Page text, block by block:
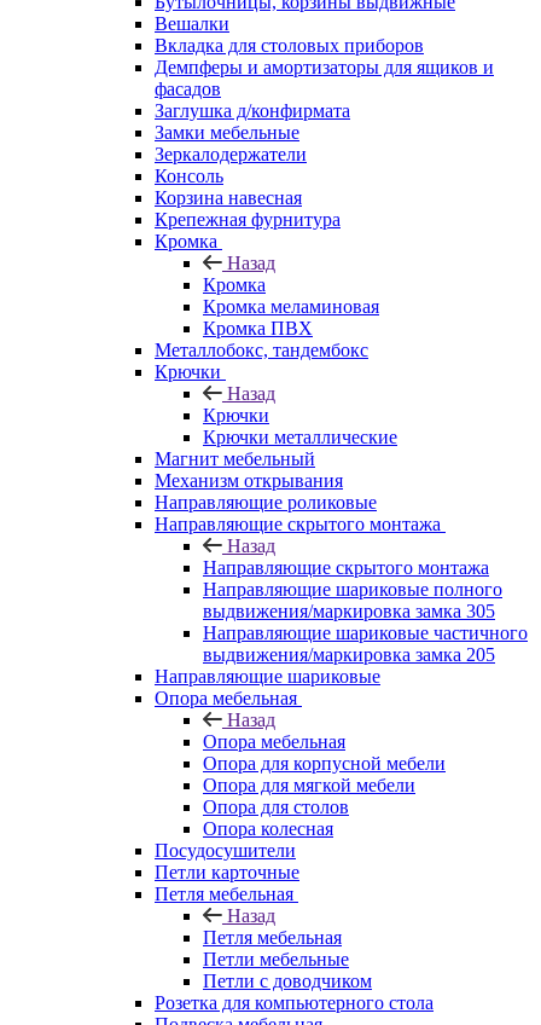
Вешалки
Вкладка для столовых приборов
Демпферы и амортизаторы для ящиков и
фасадов
Заглушка д/конфирмата
Замки мебельные
Зеркалодержатели
Консоль
Корзина навесная
Крепежная фурнитура
Кромка
Назад
Кромка
Кромка меламиновая
Кромка ПВХ
Металлобокс, тандембокс
Крючки
Назад
Крючки
Крючки металлические
Магнит мебельный
Механизм открывания
Направляющие роликовые
Направляющие скрытого монтажа
Назад
Направляющие скрытого монтажа
Направляющие шариковые полного
выдвижения/маркировка замка 305
Направляющие шариковые частичного
выдвижения/маркировка замка 205
Направляющие шариковые
Опора мебельная
Назад
Опора мебельная
Опора для корпусной мебели
Опора для мягкой мебели
Опора для столов
Опора колесная
Посудосушители
Петли карточные
Петля мебельная
Назад
Петля мебельная
Петли мебельные
Петли с доводчиком
Розетка для компьютерного стола